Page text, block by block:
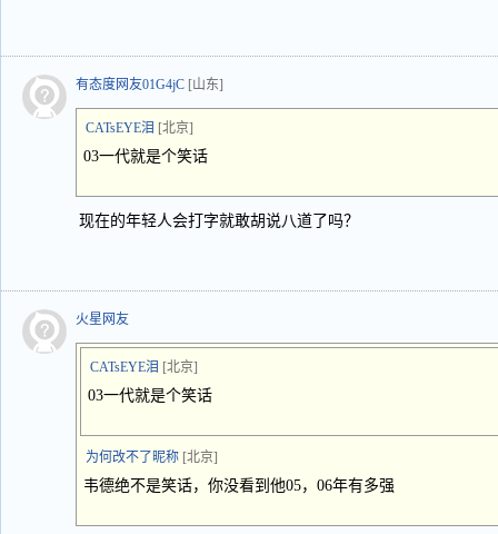
有态度网友01G4jC [山东]
CATsEYE泪 [北京]
03一代就是个笑话
现在的年轻人会打字就敢胡说八道了吗？
火星网友
CATsEYE泪 [北京]
03一代就是个笑话
为何改不了昵称 [北京]
韦德绝不是笑话，你没看到他05，06年有多强